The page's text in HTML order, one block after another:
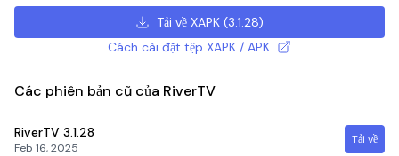
Tải về XAPK(3.1.28)
Cách cài đặt tệp XAPK / APK
Các phiên bản cũ của RiverTV
RiverTV 3.1.28
Feb 16, 2025
Tải về